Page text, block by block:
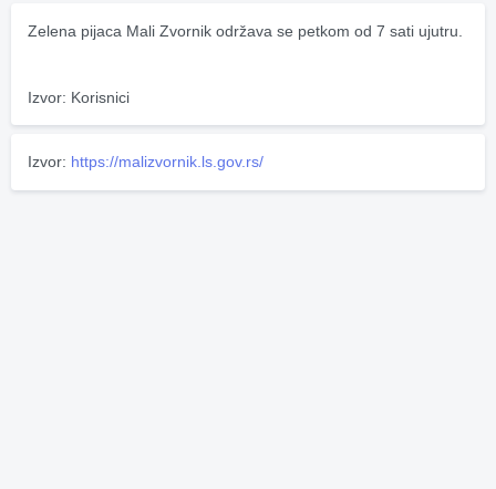
Zelena pijaca Mali Zvornik održava se petkom od 7 sati ujutru.
Izvor: Korisnici
Izvor: https://malizvornik.ls.gov.rs/